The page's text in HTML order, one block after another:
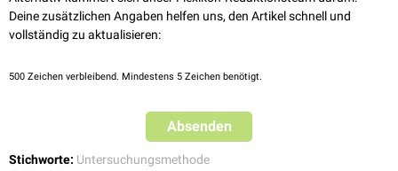
Deine zusätzlichen Angaben helfen uns, den Artikel schnell und
vollständig zu aktualisieren:
500 Zeichen verbleibend. Mindestens 5 Zeichen benötigt.
Absenden
Stichworte: Untersuchungsmethode